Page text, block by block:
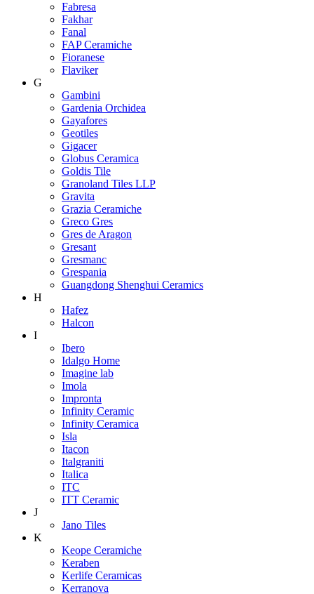
Fabresa
Fakhar
Fanal
FAP Ceramiche
Fioranese
Flaviker
G
Gambini
Gardenia Orchidea
Gayafores
Geotiles
Gigacer
Globus Ceramica
Goldis Tile
Granoland Tiles LLP
Gravita
Grazia Ceramiche
Greco Gres
Gres de Aragon
Gresant
Gresmanc
Grespania
Guangdong Shenghui Ceramics
H
Hafez
Halcon
I
Ibero
Idalgo Home
Imagine lab
Imola
Impronta
Infinity Ceramic
Infinity Ceramica
Isla
Itacon
Italgraniti
Italica
ITC
ITT Ceramic
J
Jano Tiles
K
Keope Ceramiche
Keraben
Kerlife Ceramicas
Kerranova